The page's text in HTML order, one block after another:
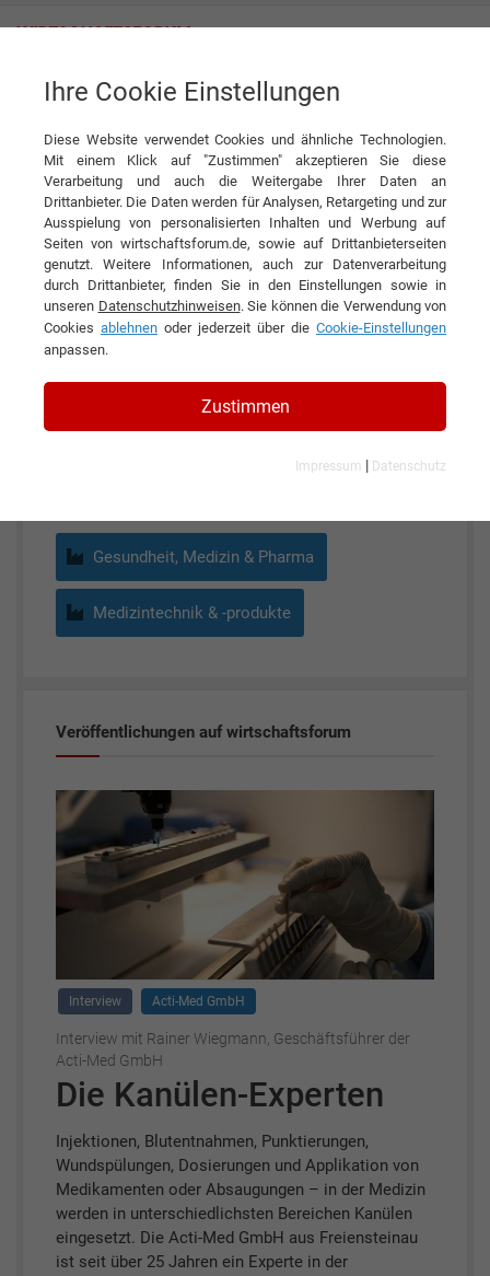
Acti-Med GmbH
KONTAKT
Acti-Med GmbH
Gesundheit, Medizin & Pharma
Medizintechnik & -produkte
Veröffentlichungen auf wirtschaftsforum
Interview Acti-Med GmbH
Interview mit Rainer Wiegmann, Geschäftsführer der
Acti-Med GmbH
Die Kanülen-Experten
Injektionen, Blutentnahmen, Punktierungen,
Wundspülungen, Dosierungen und Applikation von
Medikamenten oder Absaugungen – in der Medizin
werden in unterschiedlichsten Bereichen Kanülen
eingesetzt. Die Acti-Med GmbH aus Freiensteinau
ist seit über 25 Jahren ein Experte in der
Ihre Cookie Einstellungen
Diese Website verwendet Cookies und ähnliche Technologien.
Mit einem Klick auf "Zustimmen" akzeptieren Sie diese
Verarbeitung und auch die Weitergabe Ihrer Daten an
Drittanbieter. Die Daten werden für Analysen, Retargeting und zur
Ausspielung von personalisierten Inhalten und Werbung auf
Seiten von wirtschaftsforum.de, sowie auf Drittanbieterseiten
genutzt. Weitere Informationen, auch zur Datenverarbeitung
durch Drittanbieter, finden Sie in den Einstellungen sowie in
unseren Datenschutzhinweisen. Sie können die Verwendung von
Cookies ablehnen oder jederzeit über die Cookie-Einstellungen
anpassen.
Zustimmen
Impressum | Datenschutz